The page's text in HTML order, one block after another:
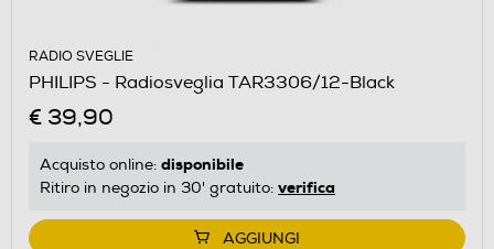
RADIO SVEGLIE
PHILIPS - Radiosveglia TAR3306/12-Black
€ 39,90
Acquisto online: disponibile
Ritiro in negozio in 30' gratuito: verifica
AGGIUNGI